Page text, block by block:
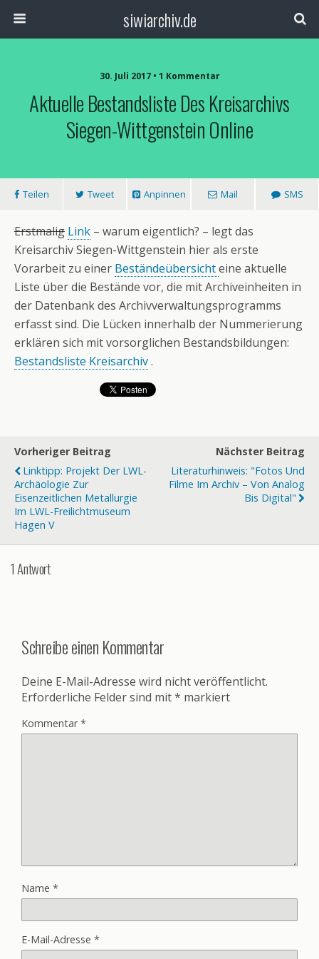
siwiarchiv.de
30. Juli 2017 • 1 Kommentar
Aktuelle Bestandsliste Des Kreisarchivs
Siegen-Wittgenstein Online
Teilen Tweet Anpinnen Mail SMS
Erstmalig Link – warum eigentlich? – legt das
Kreisarchiv Siegen-Wittgenstein hier als erste
Vorarbeit zu einer Beständeübersichteine aktuelle
Liste über die Bestände vor, die mit Archiveinheiten in
der Datenbank des Archivverwaltungsprogramms
erfasst sind. Die Lücken innerhalb der Nummerierung
erklären sich mit vorsorglichen Bestandsbildungen:
Bestandsliste Kreisarchiv.
Vorheriger Beitrag
Linktipp: Projekt Der LWL-
Archäologie Zur
Eisenzeitlichen Metallurgie
Im LWL-Freilichtmuseum
Hagen V
Nächster Beitrag
Literaturhinweis: "Fotos Und
Filme Im Archiv – Von Analog
Bis Digital"
1 Antwort
Schreibe einen Kommentar
Deine E-Mail-Adresse wird nicht veröffentlicht.
Erforderliche Felder sind mit* markiert
Kommentar*
Name *
E-Mail-Adresse *